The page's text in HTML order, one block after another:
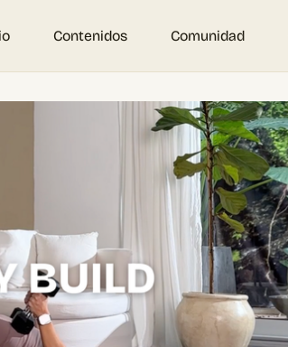
Contenidos Comunidad